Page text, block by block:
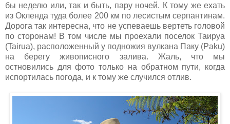
бы неделю или, так и быть, пару ночей. К тому же ехать
из Окленда туда более 200 км по лесистым серпантинам.
Дорога так интересна, что не успеваешь вертеть головой
по сторонам! В том числе мы проехали поселок Таируа
(Tairua), расположенный у подножия вулкана Паку (Paku)
на берегу живописного залива. Жаль, что мы
остновились для фото только на обратном пути, когда
испортилась погода, и к тому же случился отлив.